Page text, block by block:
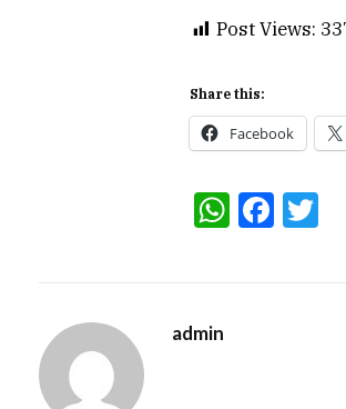
Post Views:
Share this:
Facebook
admin